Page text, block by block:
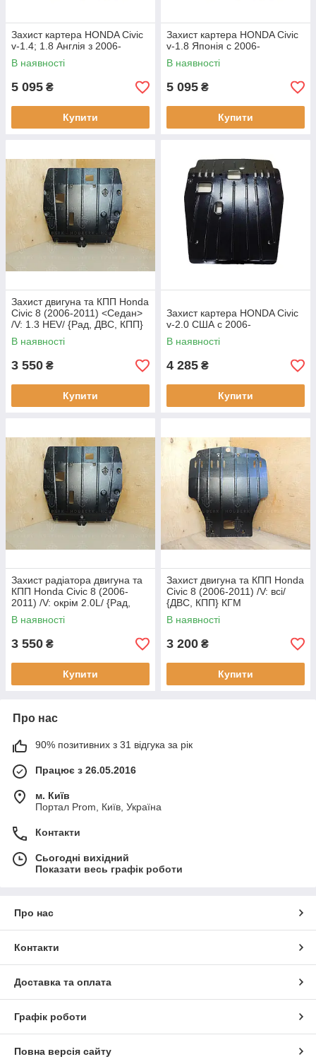
Захист картера HONDA Civic
v-1.4; 1.8 Англія з 2006-
В наявності
5 095 ₴
Купити
Захист картера HONDA Civic
v-1.8 Японія c 2006-
В наявності
5 095 ₴
Купити
Захист двигуна та КПП Honda
Civic 8 (2006-2011) <Седан>
/V: 1.3 HEV/ {Рад, ДВС, КПП}
КДМ
В наявності
3 550 ₴
Купити
Захист картера HONDA Civic
v-2.0 США c 2006-
В наявності
4 285 ₴
Купити
Захист радіатора двигуна та
КПП Honda Civic 8 (2006-
2011) /V: окрім 2.0L/ {Рад,
ДВС, КПП} КДМ
В наявності
3 550 ₴
Купити
Захист двигуна та КПП Honda
Civic 8 (2006-2011) /V: всі/
{ДВС, КПП} КГМ
В наявності
3 200 ₴
Купити
Про нас
90% позитивних з 31 відгука за рік
Працює з 26.05.2016
м. Київ
Портал Prom, Київ, Україна
Контакти
Сьогодні вихідний
Показати весь графік роботи
Про нас
Контакти
Доставка та оплата
Графік роботи
Повна версія сайту